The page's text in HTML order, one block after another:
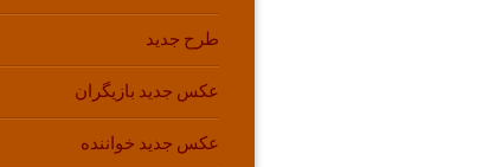
طرح جدید
عکس جدید بازیگران
عکس جدید خواننده